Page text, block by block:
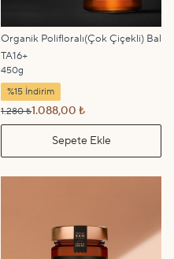
Organik Polifloralı(Çok Çiçekli) Bal
TA16+
450g
%15 İndirim
1.280 ₺1.088,00 ₺
Sepete Ekle